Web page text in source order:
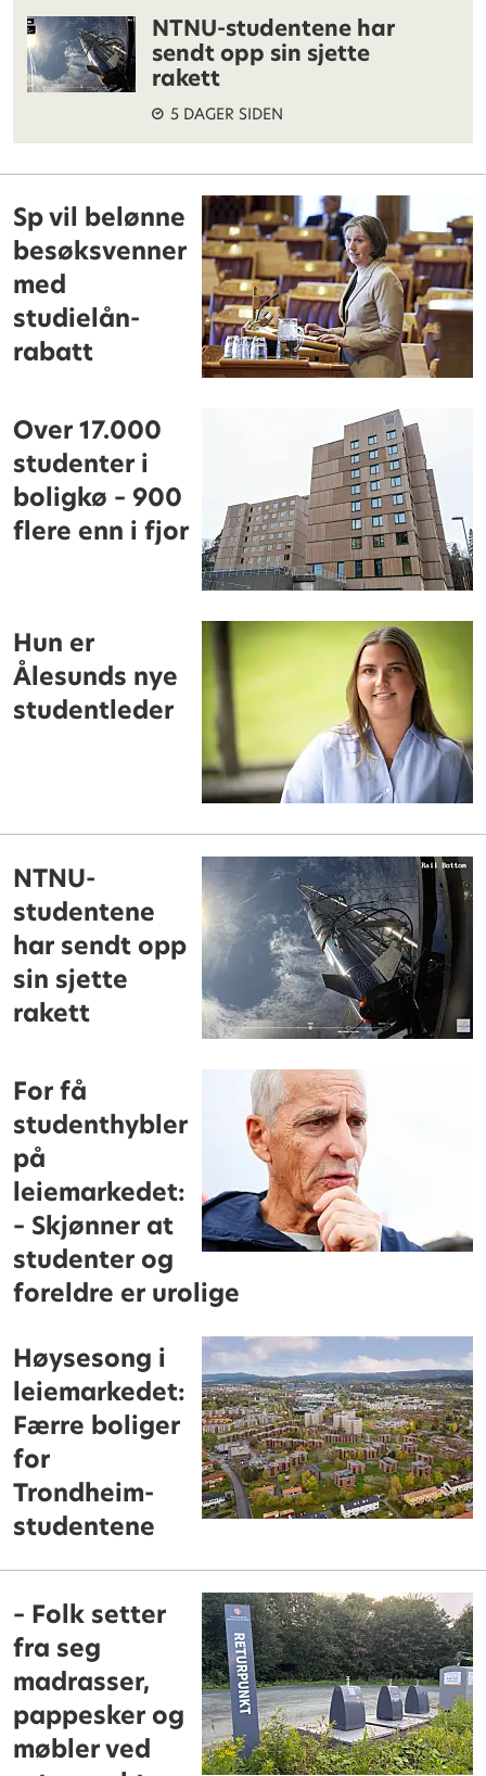
NTNU-studentene har
sendt opp sin sjette
rakett
5 DAGER SIDEN
Sp vil belønne
besøksvenner
med
studielån-
rabatt
Over 17.000
studenter i
boligkø – 900
flere enn i fjor
Hun er
Ålesunds nye
studentleder
NTNU-
studentene
har sendt opp
sin sjette
rakett
For få
studenthybler
på
leiemarkedet:
– Skjønner at
studenter og
foreldre er urolige
Høysesong i
leiemarkedet:
Færre boliger
for
Trondheim-
studentene
– Folk setter
fra seg
madrasser,
pappesker og
møbler ved